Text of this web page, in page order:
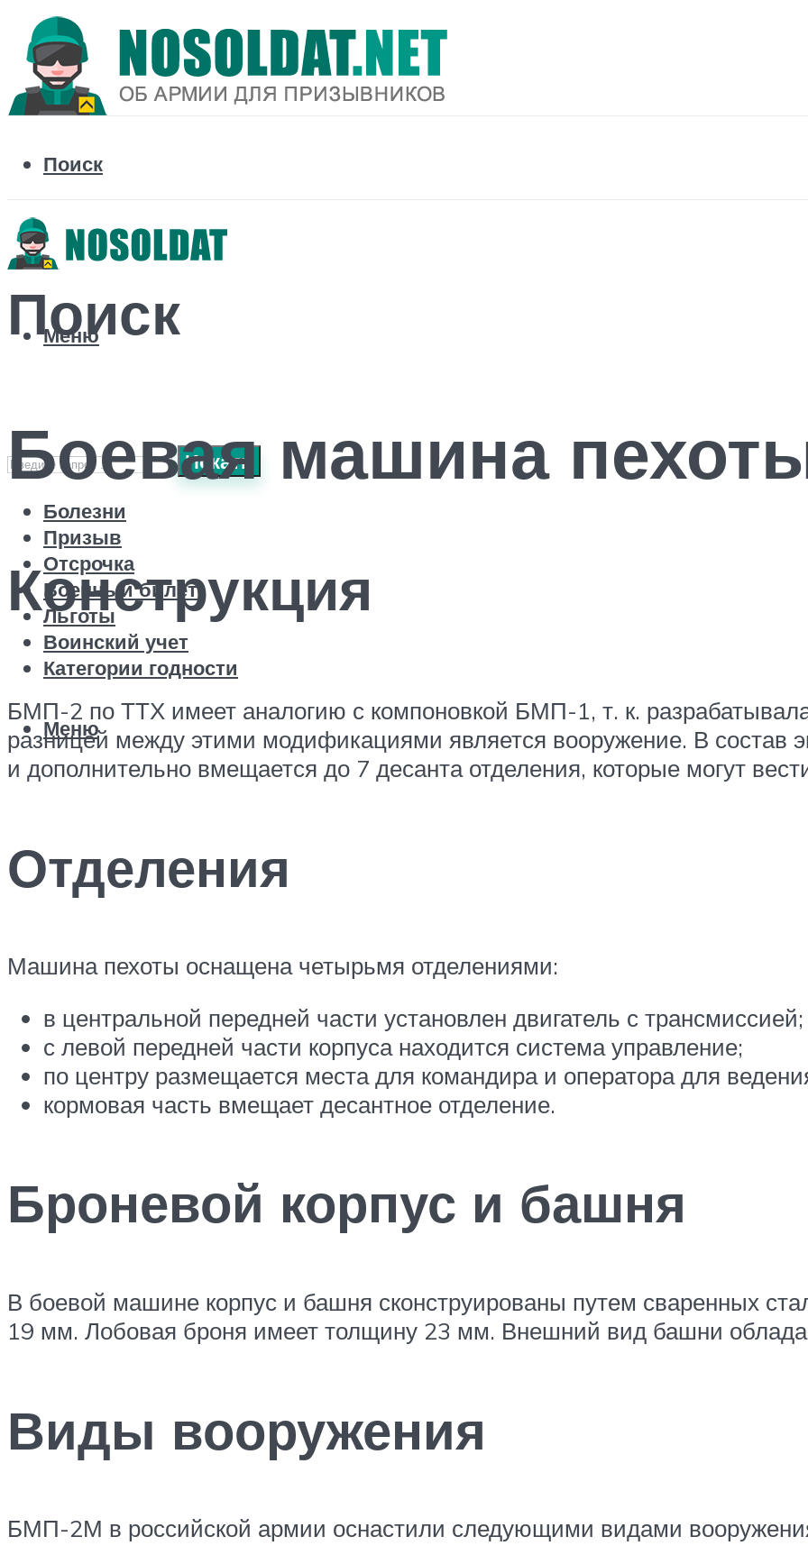
Поиск
Поиск
Искать
Болезни
Призыв
Отсрочка
Военный билет
Льготы
Воинский учет
Категории годности
Меню
Меню
Боевая машина
Конструкция
БМП-2 по ТТХ имеет аналогию с компоновкой БМП-1, т. к.
разницей между этими модификациями является вооружение. В состав
и дополнительно вмещается до 7 десанта отделения, которые могут
Отделения
Машина пехоты оснащена четырьмя отделениями:
в центральной передней части установлен двигатель с трансмиссией;
с левой передней части корпуса находится система управление;
по центру размещается места для командира и оператора для
кормовая часть вмещает десантное отделение.
Броневой корпус и башня
В боевой машине корпус и башня сконструированы путем сваренных
19 мм. Лобовая броня имеет толщину 23 мм. Внешний вид башни
Виды вооружения
БМП-2М в российской армии оснастили следующими видами